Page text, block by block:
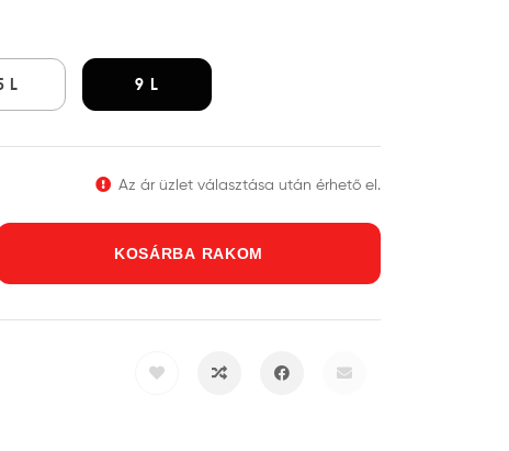
L 9 L
Az ár üzlet választása után érhető el.
KOSÁRBA RAKOM